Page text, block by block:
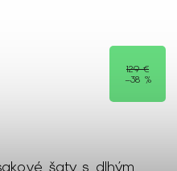
129 €
–38 %
šaty s dlhým